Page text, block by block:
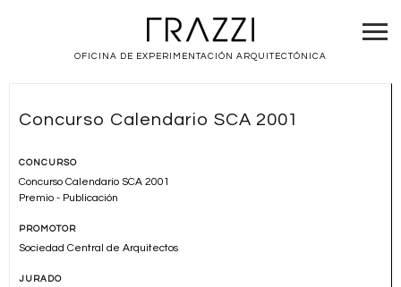
OFICINA DE EXPERIMENTACIÓN ARQUITECTÓNICA
Concurso Calendario SCA 2001
CONCURSO
Concurso Calendario SCA 2001
Premio - Publicación
PROMOTOR
Sociedad Central de Arquitectos
JURADO